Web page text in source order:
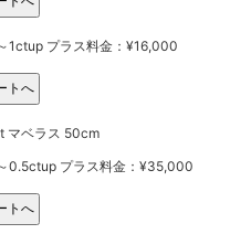
1ctup プラス料金：¥16,000
マベラス 50cm
0.5ctup プラス料金：¥35,000